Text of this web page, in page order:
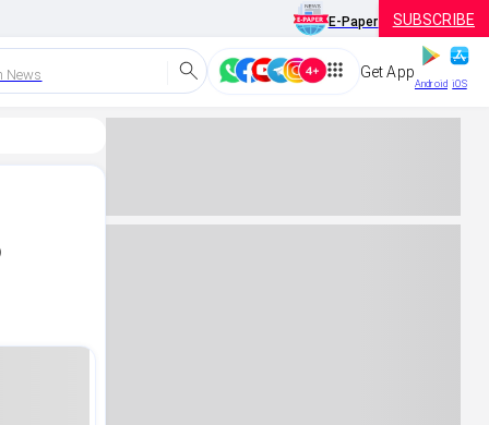
E-Paper SUBSCRIBE
News Get App
Android iOS